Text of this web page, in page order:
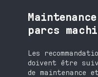
parcs
Les
doivent être
de maintenance